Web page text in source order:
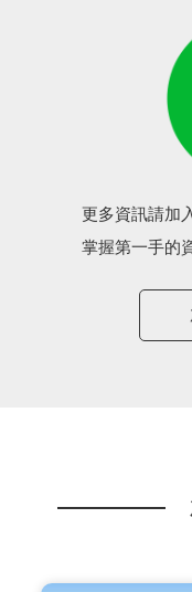
更多資訊請加
掌握第一手的